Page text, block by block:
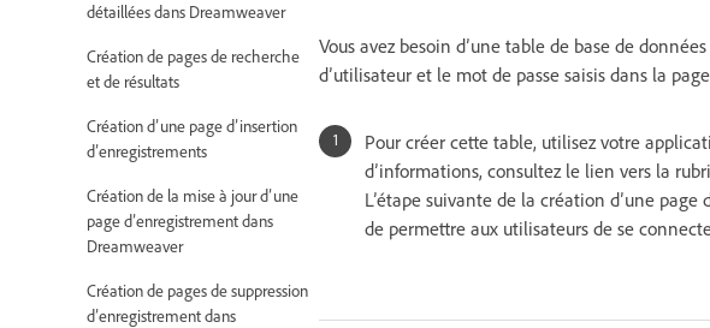
détaillées dans Dreamweaver
Création de pages de recherche
et de résultats
Création d’une page d’insertion
d’enregistrements
Création de la mise à jour d’une
page d’enregistrement dans
Dreamweaver
Création de pages de suppression
d’enregistrement dans
Vous avez besoin d’une table de base de
d’utilisateur et le mot de passe saisis dans la
Pour créer cette table, utilisez votre
d’informations, consultez le lien vers la
L’étape suivante de la création d’une
de permettre aux utilisateurs de se